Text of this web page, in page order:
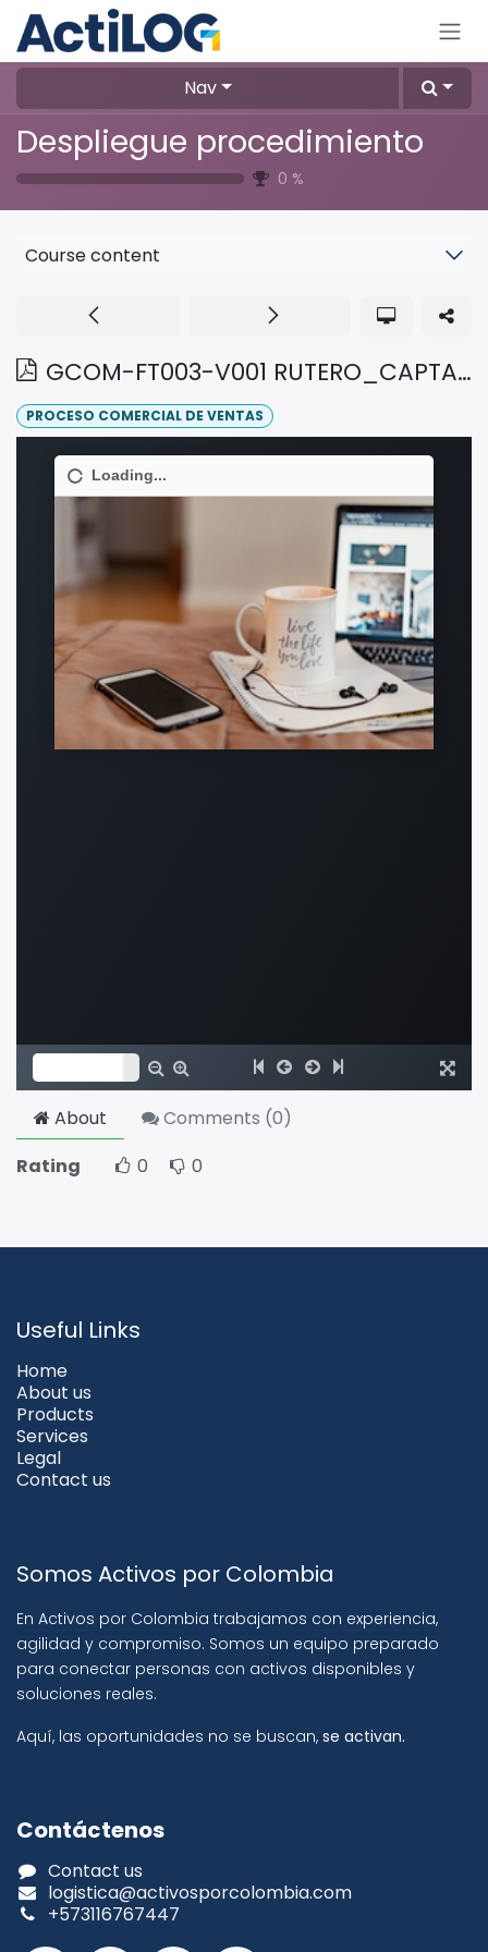
Skip to Content
Nav
Despliegue procedimiento
0 %
Course content
GCOM-FT003-V001 RUTERO_CAPTADOR_INMOBILIARIO
PROCESO COMERCIAL DE VENTAS
About Comments (0)
Rating
0 0
Useful Links
Home
About us
Products
Services
Legal
Contact us
Somos Activos por Colombia
En Activos por Colombia trabajamos con experiencia,
agilidad y compromiso. Somos un equipo preparado
para conectar personas con activos disponibles y
soluciones reales.
Aquí, las oportunidades no se buscan, se activan.
Contáctenos
Contact us
logistica@activosporcolombia.com
+573116767447